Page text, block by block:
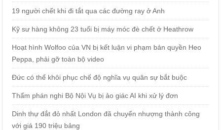
19 người chết khi đi tắt qua các đường ray ở Anh
Kỹ sư hàng không 23 tuổi bị máy móc đè chết ở Heathrow
Hoạt hình Wolfoo của VN bị kết luận vi phạm bản quyền Heo
Peppa, phải gỡ toàn bộ video
Đức có thể khôi phục chế độ nghĩa vụ quân sự bắt buộc
Thẩm phán nghi Bộ Nội Vụ bị ảo giác AI khi xử lý đơn
Dinh thự đắt đỏ nhất London đã chuyển nhượng thành công
với giá 190 triệu bảng